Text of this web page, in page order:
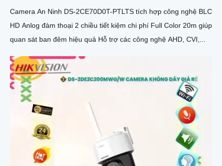
Camera An Ninh DS-2CE70D0T-PTLTS tích hợp công nghệ BLC
HD Anlog đàm thoại 2 chiều tiết kiệm chi phí Full Color 20m giúp
quan sát ban đêm hiệu quả Hỗ trợ các công nghệ AHD, CVI,...